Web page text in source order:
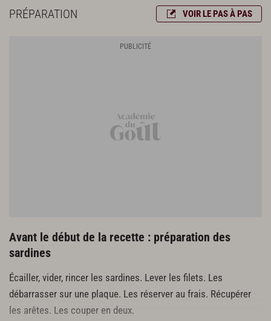
1 petite tomate
3 petits oignons blancs
Préparation du bouillon d’escabèche
1 carotte
1 poireau
50 cl de fond blanc
Les arêtes des sardines
PRÉPARATION VOIR LE PAS À PAS
Avant le début de la recette : préparation des
sardines
Écailler, vider, rincer les sardines. Lever les filets. Les
débarrasser sur une plaque. Les réserver au frais. Récupérer
les arêtes. Les couper en deux.